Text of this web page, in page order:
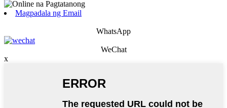
Magpadala ng Email
WhatsApp
WeChat
x